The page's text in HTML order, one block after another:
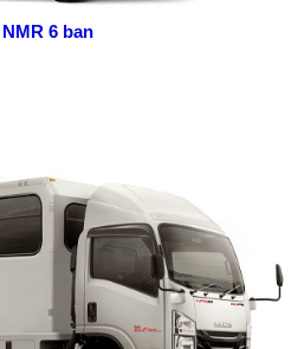
NMR 6 ban